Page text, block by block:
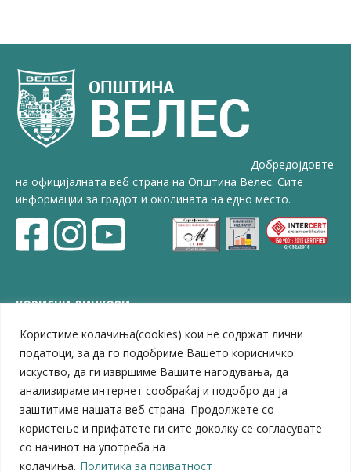
Користиме колачиња(cookies) кои не содржат лични
податоци, за да го подобриме Вашето корисничко
искуство, да ги извршиме Вашите нагодувања, да
анализираме интернет сообраќај и подобро да ја
заштитиме нашата веб страна. Продолжете со
користење и прифатете ги сите доколку се согласувате
со начинот на употреба на
колачиња. Политика за приватност
Добредојдовте
на официјалната веб страна на Општина Велес. Сите
информации за градот и околината на едно место.
КОРИСНИ ЛИНКОВИ
ЗЕЛС – Заедница на единиците на локална самоуправа
Центар за развој на Вардарски плански регион
Јавно комунално претпријатие „Дервен“
ЈПССО „Парк – спорт и паркинзи“
ЛБ „Гоце Делчев“
ЛУ „Народен Музеј“
Влада на Република Северна Македонија
Собрание на Република Северна Македонија